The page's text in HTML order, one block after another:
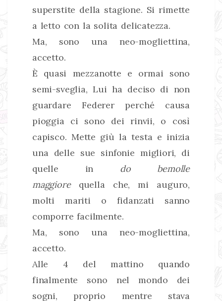
superstite della stagione. Si rimette
a letto con la solita delicatezza.
Ma, sono una neo-mogliettina,
accetto.
È quasi mezzanotte e ormai sono
semi-sveglia, Lui ha deciso di non
guardare Federer perché causa
pioggia ci sono dei rinvii, o così
capisco. Mette giù la testa e inizia
una delle sue sinfonie migliori, di
quelle in do bemolle
maggiorequella che, mi auguro,
molti mariti o fidanzati sanno
comporre facilmente.
Ma, sono una neo-mogliettina,
accetto.
Alle 4 del mattino quando
finalmente sono nel mondo dei
sogni, proprio mentre stava